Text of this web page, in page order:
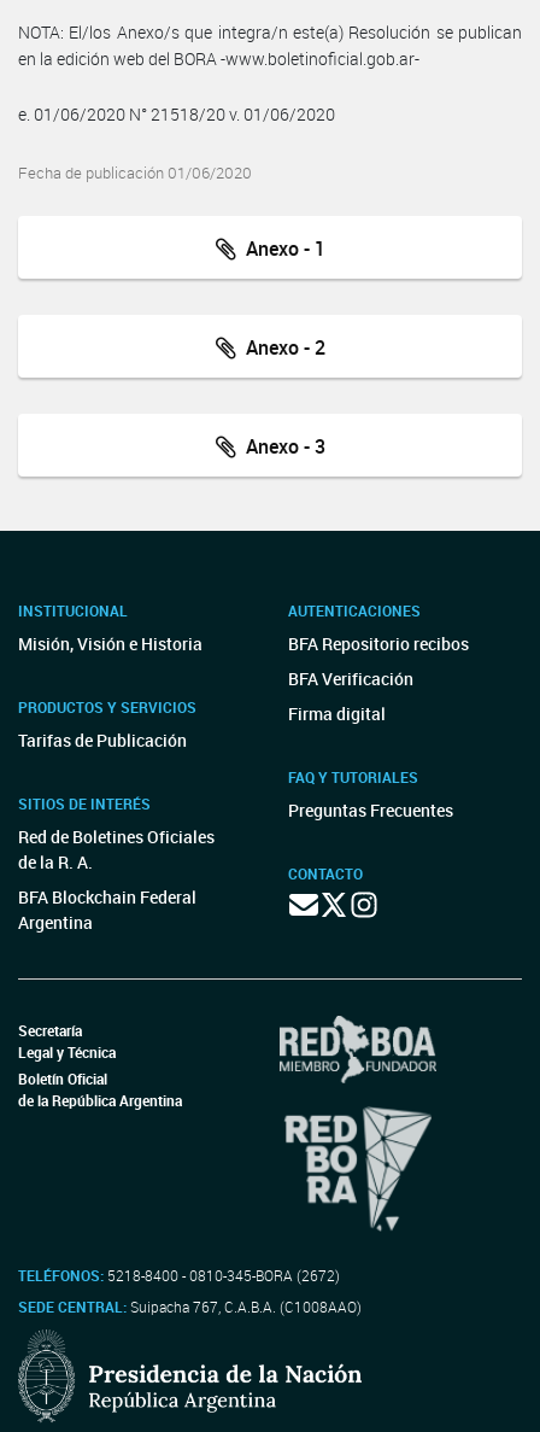
NOTA: El/los Anexo/s que integra/n este(a) Resolución se publican
en la edición web del BORA -www.boletinoficial.gob.ar-
e. 01/06/2020 N° 21518/20 v. 01/06/2020
Fecha de publicación 01/06/2020
Anexo - 1
Anexo - 2
Anexo - 3
INSTITUCIONAL
Misión, Visión e Historia
PRODUCTOS Y SERVICIOS
Tarifas de Publicación
SITIOS DE INTERÉS
Red de Boletines Oficiales
de la R. A.
BFA Blockchain Federal
Argentina
AUTENTICACIONES
BFA Repositorio recibos
BFA Verificación
Firma digital
FAQ Y TUTORIALES
Preguntas Frecuentes
CONTACTO
Secretaría
Legal y Técnica
Boletín Oficial
de la República Argentina
TELÉFONOS: 5218-8400 - 0810-345-BORA (2672)
SEDE CENTRAL:Suipacha 767, C.A.B.A. (C1008AAO)